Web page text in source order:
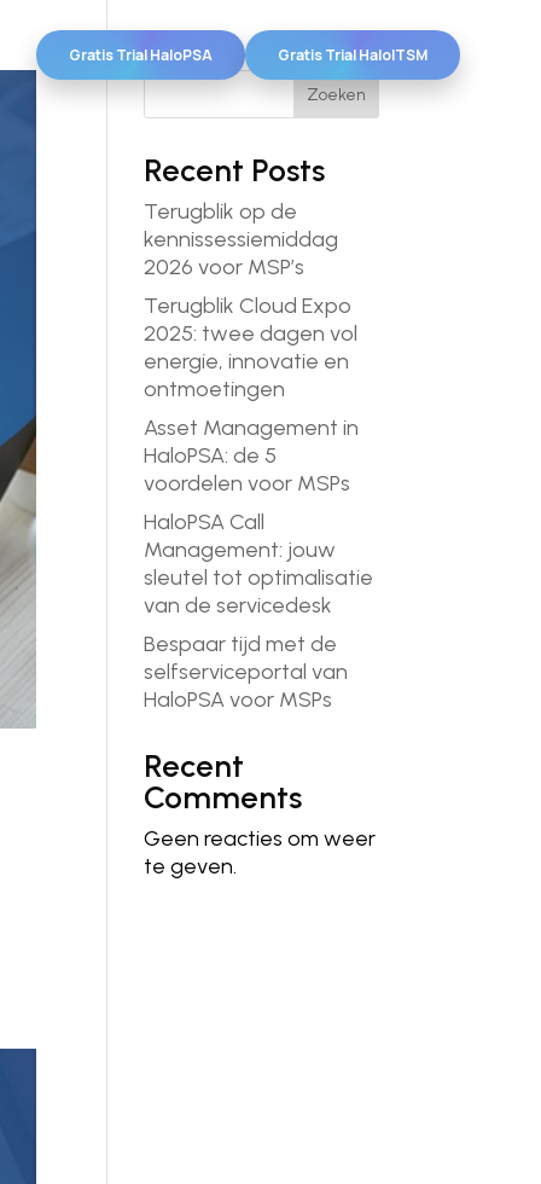
Gratis Trial HaloPSA Gratis Trial HaloITSM
Zoeken
Recent Posts
Terugblik op de
kennissessiemiddag
2026 voor MSP’s
Terugblik Cloud Expo
2025: twee dagen vol
energie, innovatie en
ontmoetingen
Asset Management in
HaloPSA: de 5
voordelen voor MSPs
HaloPSA Call
Management: jouw
sleutel tot optimalisatie
van de servicedesk
Bespaar tijd met de
selfserviceportal van
HaloPSA voor MSPs
Recent
Comments
Geen reacties om weer
te geven.